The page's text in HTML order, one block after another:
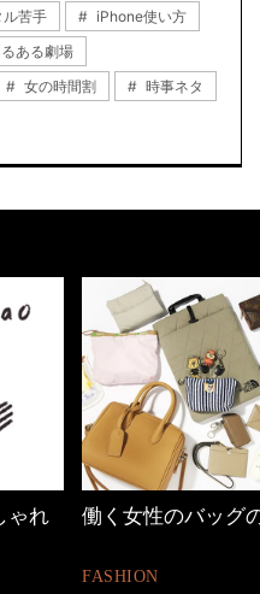
ル苦手
iPhone使い方
ある劇場
女の時間割
時事ネタ
身 40代の小顔メイク
BEAUTY